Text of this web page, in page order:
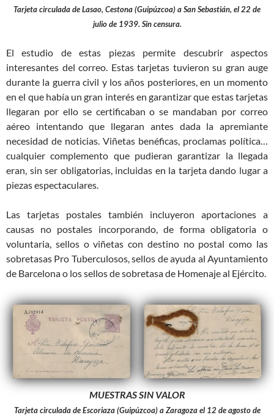
Tarjeta circulada de Lasao, Cestona (Guipúzcoa) a San Sebastián, el 22 de
julio de 1939. Sin censura.
El estudio de estas piezas permite descubrir aspectos
interesantes del correo. Estas tarjetas tuvieron su gran auge
durante la guerra civil y los años posteriores, en un momento
en el que había un gran interés en garantizar que estas tarjetas
llegaran por ello se certificaban o se mandaban por correo
aéreo intentando que llegaran antes dada la apremiante
necesidad de noticias. Viñetas benéficas, proclamas política…
cualquier complemento que pudieran garantizar la llegada
eran, sin ser obligatorias, incluidas en la tarjeta dando lugar a
piezas espectaculares.
Las tarjetas postales también incluyeron aportaciones a
causas no postales incorporando, de forma obligatoria o
voluntaria, sellos o viñetas con destino no postal como las
sobretasas Pro Tuberculosos, sellos de ayuda al Ayuntamiento
de Barcelona o los sellos de sobretasa de Homenaje al Ejército.
MUESTRAS SIN VALOR
Tarjeta circulada de Escoriaza (Guipúzcoa) a Zaragoza el 12 de agosto de